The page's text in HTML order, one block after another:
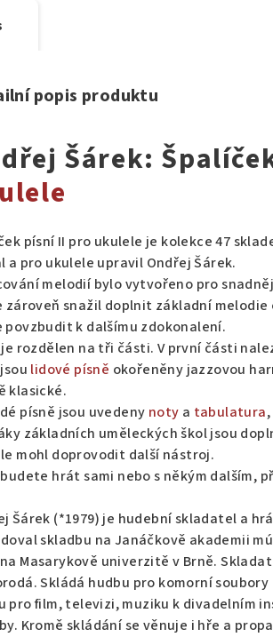
popis produktu
Šárek:
písní II pro ukulele je kolekce 47
a pro ukulele upravil Ondřej Šárek.
melodií bylo vytvořeno pro
zároveň snažil doplnit základní
povzbudit k dalšímu zdokonalení.
rozdělen na tři části. V první části
lidové písně okořeněny jazzovou
klasické.
písně jsou uvedeny noty a tabulatura
základních uměleckých škol jsou
mohl doprovodit další nástroj.
hrát sami nebo s někým dalším,
Šárek (*1979) je hudební skladatel a
skladbu na Janáčkově akademii
Masarykově univerzitě v Brně.
Skládá hudbu pro komorní
pro film, televizi, muziku k divadelním
Kromě skládání se věnuje i hře a